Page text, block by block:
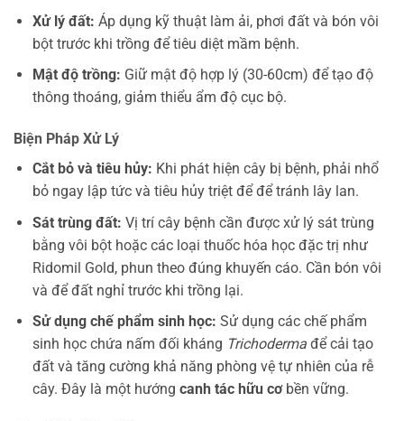
Xử lý đất: Áp dụng kỹ thuật làm ải, phơi đất và bón vôi
bột trước khi trồng để tiêu diệt mầm bệnh.
Mật độ trồng: Giữ mật độ hợp lý (30-60cm) để tạo độ
thông thoáng, giảm thiểu ẩm độ cục bộ.
Biện Pháp Xử Lý
Cắt bỏ và tiêu hủy: Khi phát hiện cây bị bệnh, phải nhổ
bỏ ngay lập tức và tiêu hủy triệt để để tránh lây lan.
Sát trùng đất: Vị trí cây bệnh cần được xử lý sát trùng
bằng vôi bột hoặc các loại thuốc hóa học đặc trị như
Ridomil Gold, phun theo đúng khuyến cáo. Cần bón vôi
và để đất nghỉ trước khi trồng lại.
Sử dụng chế phẩm sinh học: Sử dụng các chế phẩm
sinh học chứa nấm đối kháng Trichodermađể cải tạo
đất và tăng cường khả năng phòng vệ tự nhiên của rễ
cây. Đây là một hướng canh tác hữu cơbền vững.